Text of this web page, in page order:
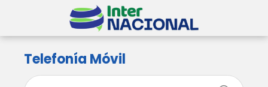
Telefonía Móvil